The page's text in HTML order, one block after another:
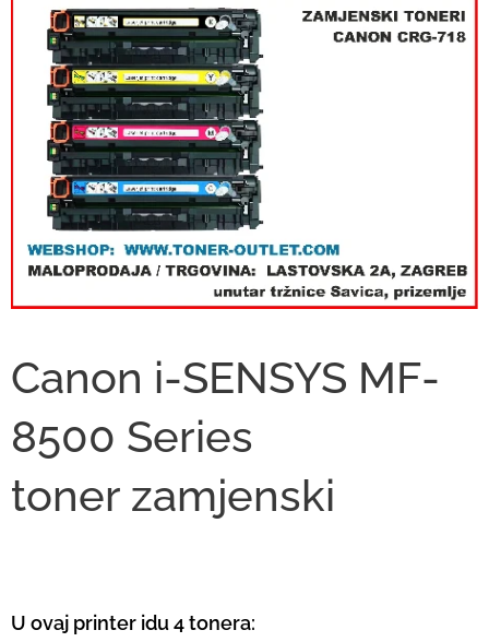
Canon i-SENSYS MF-
8500 Series
toner zamjenski
U ovaj printer idu 4 tonera: